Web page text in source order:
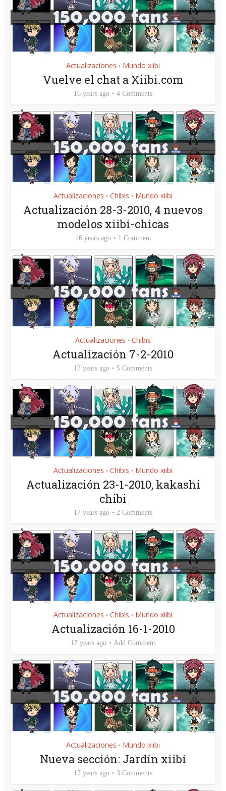
Actualizaciones • Mundo xiibi
Vuelve el chat a Xiibi.com
16 years ago 4 Comments
Actualizaciones • Chibis • Mundo xiibi
Actualización 28-3-2010, 4 nuevos
modelos xiibi-chicas
16 years ago 1 Comment
Actualizaciones • Chibis
Actualización 7-2-2010
17 years ago 5 Comments
Actualizaciones • Chibis • Mundo xiibi
Actualización 23-1-2010, kakashi
chibi
17 years ago 2 Comments
Actualizaciones • Chibis • Mundo xiibi
Actualización 16-1-2010
17 years ago Add Comment
Actualizaciones • Mundo xiibi
Nueva sección: Jardín xiibi
17 years ago 3 Comments